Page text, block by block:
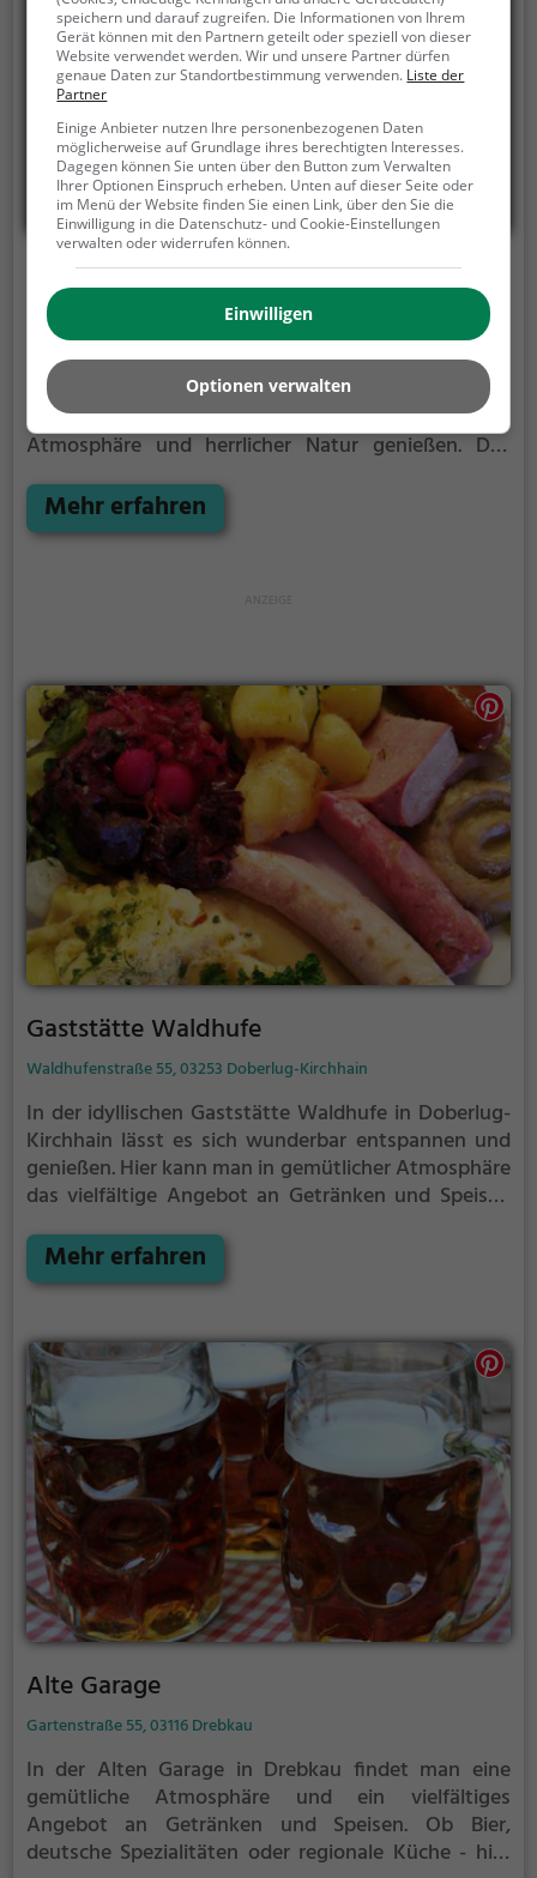
Vielfalt an Getränken und Speisen begeistern.
Restaurant Eisenberger Hof
Kötzschenbrodaer Straße 8, 01468 Moritzburg
Im Biergarten Restaurant Eisenberger Hof im
sächsischen Moritzburg kann man die perfekte
Mischung aus lokaler Küche, entspannter
Atmosphäre und herrlicher Natur genießen. Das
Garten und das Restaurant serviert traditionelle
sächsische Gerichte. Der Biergarten lädt zum
Spaziergang entfernt, perfekt für einen
anschließenden Ausflug. Wer also auf der Suche
nach einer idyllischen Location mit leckerem Essen
und erfrischenden Getränken ist, wird im Biergarten
Restaurant Eisenberger Hof fündig.
Mehr erfahren
Gaststätte Waldhufe
Waldhufenstraße 55, 03253 Doberlug-Kirchhain
In der idyllischen Gaststätte Waldhufe in Doberlug-
Kirchhain lässt es sich wunderbar entspannen und
genießen. Hier kann man in gemütlicher Atmosphäre
das vielfältige Angebot an Getränken und Speisen
deutsche Speisen oder raffinierte regionale Küche -
hier kommt jeder auf seine Kosten. Tauche ein in die
Abend inmitten ländlicher Idylle.
Mehr erfahren
Alte Garage
Gartenstraße 55, 03116 Drebkau
In der Alten Garage in Drebkau findet man eine
gemütliche Atmosphäre und ein vielfältiges
Angebot an Getränken und Speisen. Ob Bier,
deutsche Spezialitäten oder regionale Küche - hier
speichern und darauf zugreifen. Die Informationen von Ihrem
Gerät können mit den Partnern geteilt oder speziell von dieser
Website verwendet werden. Wir und unsere Partner dürfen
genaue Daten zur Standortbestimmung verwenden. Liste der
Partner
Einige Anbieter nutzen Ihre personenbezogenen Daten
möglicherweise auf Grundlage ihres berechtigten Interesses.
Dagegen können Sie unten über den Button zum Verwalten
Ihrer Optionen Einspruch erheben. Unten auf dieser Seite oder
im Menü der Website finden Sie einen Link, über den Sie die
Einwilligung in die Datenschutz- und Cookie-Einstellungen
verwalten oder widerrufen können.
Einwilligen
Optionen verwalten